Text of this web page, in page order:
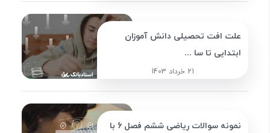
علت افت تحصیلی دانش آموزان
ابتدایی تا سا ...
21 خرداد 1403
نمونه سوالات ریاضی ششم فصل 6 با